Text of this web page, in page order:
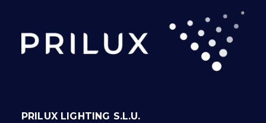
PRILUX LIGHTING S.L.U.